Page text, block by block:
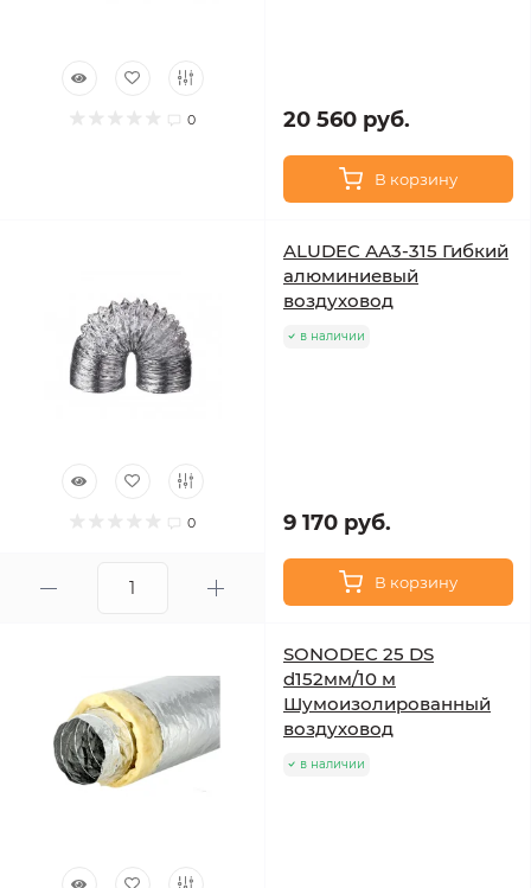
0 20 560 руб.
В корзину
0
ALUDEC АА3-315 Гибкий
алюминиевый
воздуховод
в наличии
9 170 руб.
В корзину
SONODEC 25 DS
d152мм/10 м
Шумоизолированный
воздуховод
в наличии